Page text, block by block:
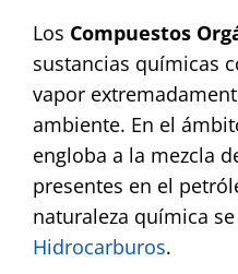
Los Compuestos
sustancias químicas
vapor
ambiente. En el
engloba a la mezcla
presentes en el
naturaleza química
Hidrocarburos.